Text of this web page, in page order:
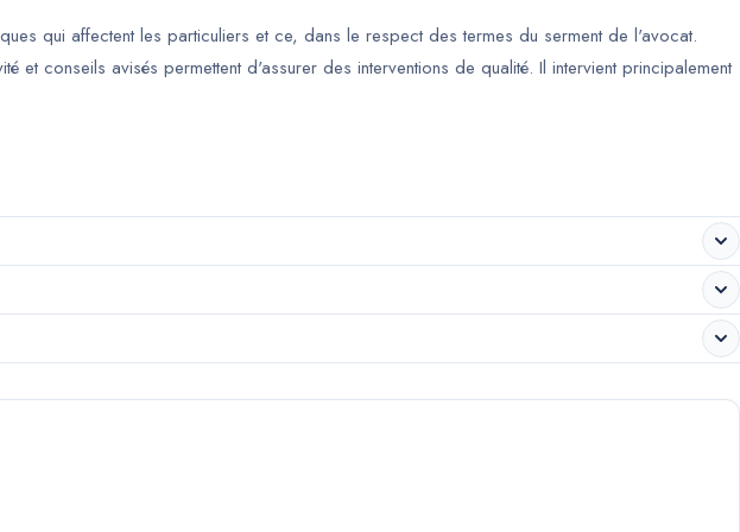
qui affectent les particuliers et ce, dans le respect des termes du serment de l'avocat.
conseils avisés permettent d'assurer des interventions de qualité. Il intervient principalement